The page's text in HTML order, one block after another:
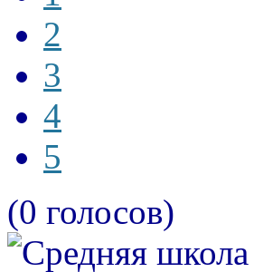
2
3
4
5
(0 голосов)